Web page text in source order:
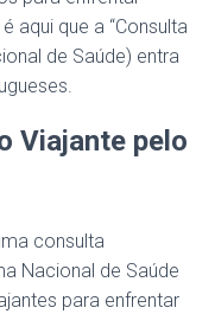
aqui que a “Consulta
de Saúde) entra
Viajante pelo
consulta
Nacional de Saúde
para enfrentar